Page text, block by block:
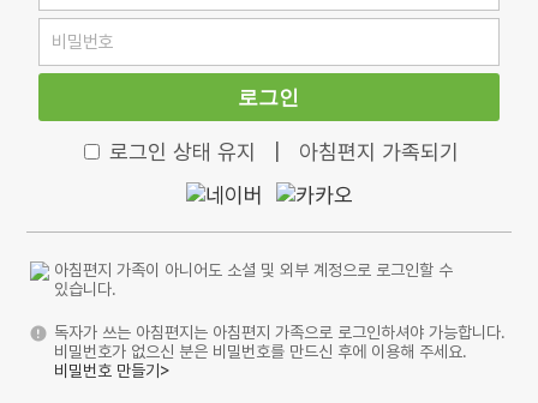
로그인
로그인 상태 유지 아침편지 가족되기
아침편지 가족이 아니어도 소셜 및 외부 계정으로 로그인할 수
있습니다.
독자가 쓰는 아침편지는 아침편지 가족으로 로그인하셔야 가능합니다.
비밀번호가 없으신 분은 비밀번호를 만드신 후에 이용해 주세요.
비밀번호 만들기>